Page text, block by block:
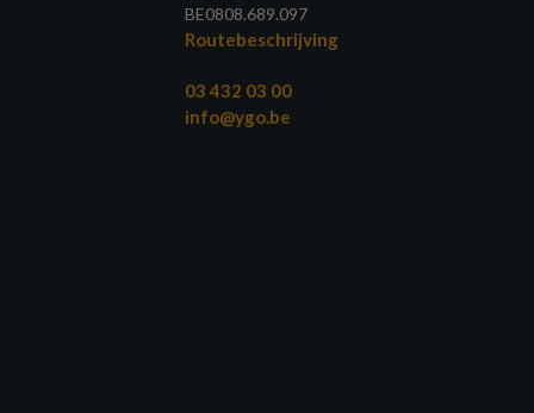
BE0808.689.097
Routebeschrijving
03 432 03 00
info@ygo.be